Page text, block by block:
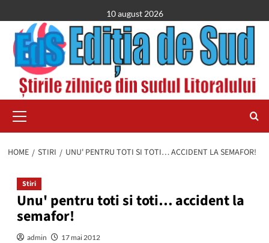
to
content
10 august 2026
Menu
HOME STIRI UNU' PENTRU TOTI SI TOTI… ACCIDENT LA SEMAFOR!
Stiri
Unu' pentru toti si toti… accident la
semafor!
admin 17 mai 2012